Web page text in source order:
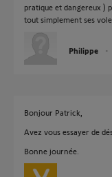
pratique et dangereux )
tout simplement ses
Philippe
Bonjour Patrick,
Avez vous essayer de
Bonne journée.